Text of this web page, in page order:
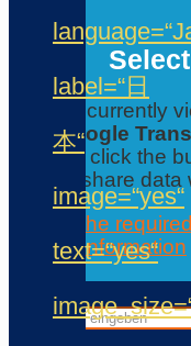
label=“日
本“
image=“yes“
text=“yes“
You are currently
fromGoogle
content, click the
this will share
Accept the
Further information
Contact